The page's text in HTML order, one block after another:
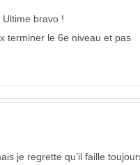
bravo !
terminer le 6e niveau et pas
je regrette qu’il faille